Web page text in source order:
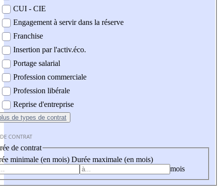
CUI - CIE
Engagement à servir dans la réserve
Franchise
Insertion par l'activ.éco.
Portage salarial
Profession commerciale
Profession libérale
Reprise d'entreprise
de types de contrat
CONTRAT
de contrat
minimale (en mois) Durée maximale (en mois)
mois